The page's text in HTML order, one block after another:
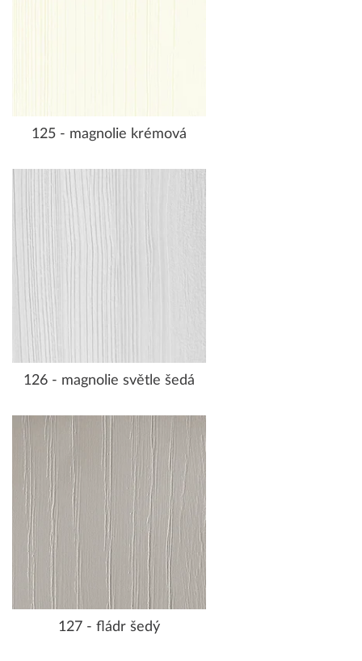
125 - magnolie krémová
126 - magnolie světle šedá
127 - fládr šedý